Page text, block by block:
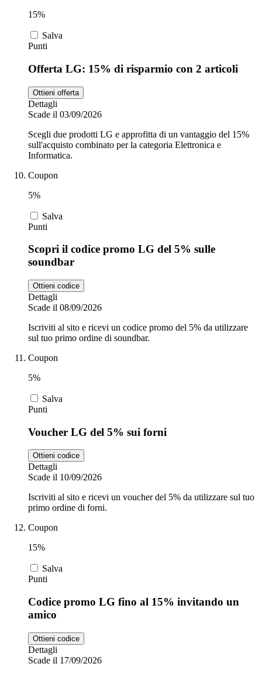
15%
Salva
Punti
Offerta LG: 15% di risparmio con 2 articoli
Ottieni offerta
Dettagli
Scade il 03/09/2026
Scegli due prodotti LG e approfitta di un vantaggio del 15%
sull'acquisto combinato per la categoria Elettronica e
Informatica.
Coupon
5%
Salva
Punti
Scopri il codice promo LG del 5% sulle
soundbar
Ottieni codice
Dettagli
Scade il 08/09/2026
Iscriviti al sito e ricevi un codice promo del 5% da utilizzare
sul tuo primo ordine di soundbar.
Coupon
5%
Salva
Punti
Voucher LG del 5% sui forni
Ottieni codice
Dettagli
Scade il 10/09/2026
Iscriviti al sito e ricevi un voucher del 5% da utilizzare sul tuo
primo ordine di forni.
Coupon
15%
Salva
Punti
Codice promo LG fino al 15% invitando un
amico
Ottieni codice
Dettagli
Scade il 17/09/2026